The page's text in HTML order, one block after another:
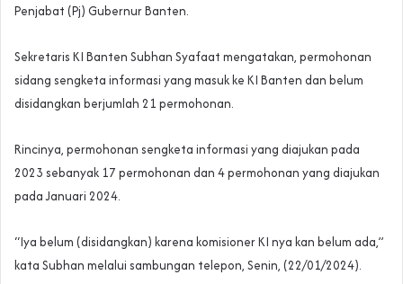
Penjabat (Pj) Gubernur Banten.
Sekretaris KI Banten Subhan Syafaat mengatakan, permohonan
sidang sengketa informasi yang masuk ke KI Banten dan belum
disidangkan berjumlah 21 permohonan.
Rincinya, permohonan sengketa informasi yang diajukan pada
2023 sebanyak 17 permohonan dan 4 permohonan yang diajukan
pada Januari 2024.
“Iya belum (disidangkan) karena komisioner KI nya kan belum ada,”
kata Subhan melalui sambungan telepon, Senin, (22/01/2024).